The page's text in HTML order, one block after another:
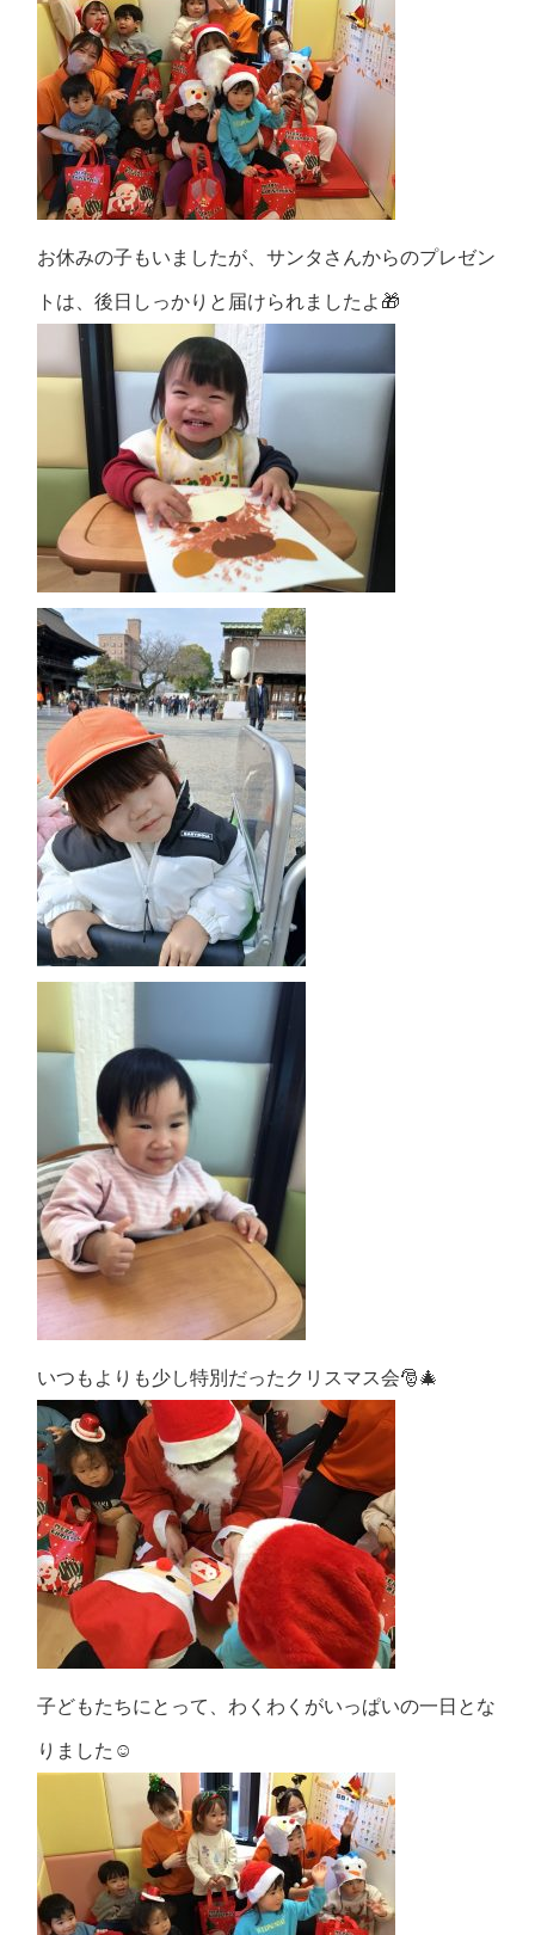
お休みの子もいましたが、サンタさんからのプレゼン
トは、後日しっかりと届けられましたよ🎁
いつもよりも少し特別だったクリスマス会🎅🎄
子どもたちにとって、わくわくがいっぱいの一日とな
りました☺